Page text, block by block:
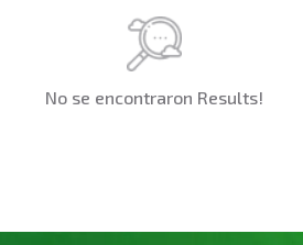
No se encontraron Results!